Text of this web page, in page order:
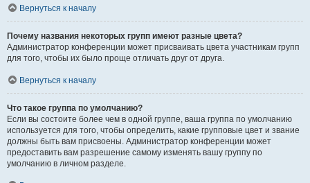
Вернуться к началу
Почему названия некоторых групп имеют разные цвета?
Администратор конференции может присваивать цвета участникам групп
для того, чтобы их было проще отличать друг от друга.
Вернуться к началу
Что такое группа по умолчанию?
Если вы состоите более чем в одной группе, ваша группа по умолчанию
используется для того, чтобы определить, какие групповые цвет и звание
должны быть вам присвоены. Администратор конференции может
предоставить вам разрешение самому изменять вашу группу по
умолчанию в личном разделе.